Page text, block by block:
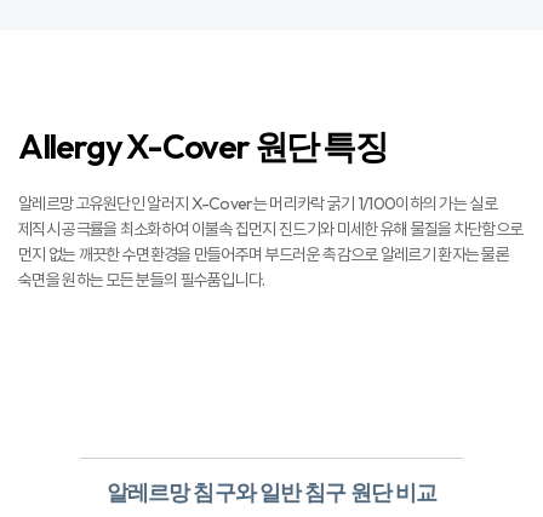
Allergy X-Cover 원단 특징
알레르망 고유원단인 알러지 X-Cover는 머리카락 굵기 1/100이하의 가는 실로
제직시 공극률을 최소화하여 이불속 집먼지 진드기와 미세한 유해 물질을 차단함으로
먼지 없는 깨끗한 수면환경을 만들어주며 부드러운 촉감으로 알레르기 환자는 물론
숙면을 원하는 모든 분들의 필수품입니다.
알레르망 침구와 일반 침구 원단 비교